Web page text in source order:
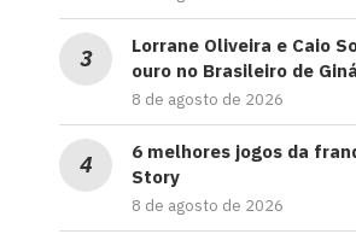
Lorrane Oliveira e Caio
ouro no Brasileiro de
8 de agosto de 2026
6 melhores jogos da
Story
8 de agosto de 2026